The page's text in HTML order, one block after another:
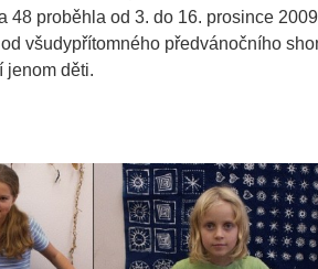
proběhla od 3. do 16. prosince
všudypřítomného předvánočního
jenom děti.